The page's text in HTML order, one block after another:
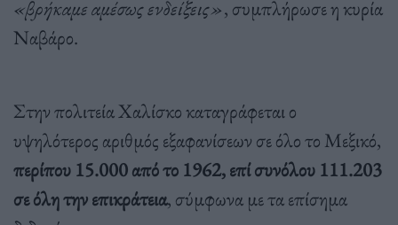
«βρήκαμε αμέσως ενδείξεις», συμπλήρωσε η κυρία
Ναβάρο.
Στην πολιτεία Χαλίσκο καταγράφεται ο
υψηλότερος αριθμός εξαφανίσεων σε όλο το Μεξικό,
περίπου 15.000 από το 1962, επί συνόλου 111.203
σε όλη την επικράτεια, σύμφωνα με τα επίσημα